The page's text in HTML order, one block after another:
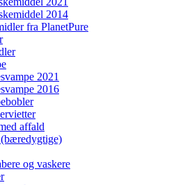
2014
fra PlanetPure
2021
2016
affald
(bæredygtige)
og vaskere